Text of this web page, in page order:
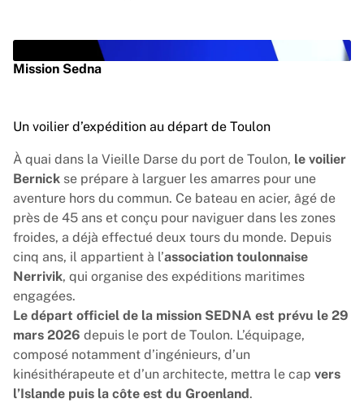
Mission Sedna
Un voilier d’expédition au départ de Toulon
À quai dans la Vieille Darse du port de Toulon, le voilier
Bernick se prépare à larguer les amarres pour une
aventure hors du commun. Ce bateau en acier, âgé de
près de 45 ans et conçu pour naviguer dans les zones
froides, a déjà effectué deux tours du monde. Depuis
cinq ans, il appartient à l’association toulonnaise
Nerrivik, qui organise des expéditions maritimes
engagées.
Le départ officiel de la mission SEDNA est prévu le 29
mars 2026 depuis le port de Toulon. L’équipage,
composé notamment d’ingénieurs, d’un
kinésithérapeute et d’un architecte, mettra le cap vers
l’Islande puis la côte est du Groenland.